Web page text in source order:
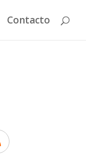
Contacto